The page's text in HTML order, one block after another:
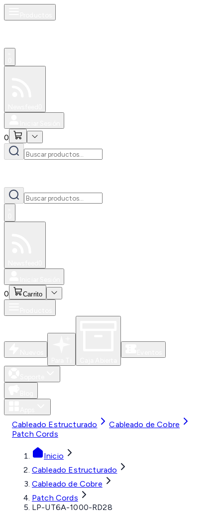
0
0 Carrito
Cableado Estructurado
Cableado de Cobre
Patch Cords
Inicio
Cableado Estructurado
Cableado de Cobre
Patch Cords
LP-UT6A-1000-RD28